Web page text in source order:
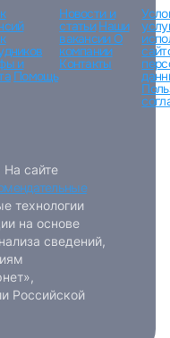
и
Помощь
Новости и
статьи Наши
вакансииО
компании
Контакты
сайте
технологии
на основе
сведений,
Российской